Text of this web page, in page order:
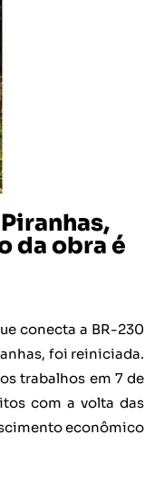
da obra é
conecta a BR-230
foi reiniciada.
trabalhos em 7 de
com a volta das
econômico